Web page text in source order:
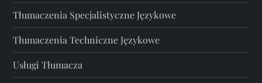
Tłumaczenia Specjalistyczne Językowe
Tłumaczenia Techniczne Językowe
Usługi Tłumacza